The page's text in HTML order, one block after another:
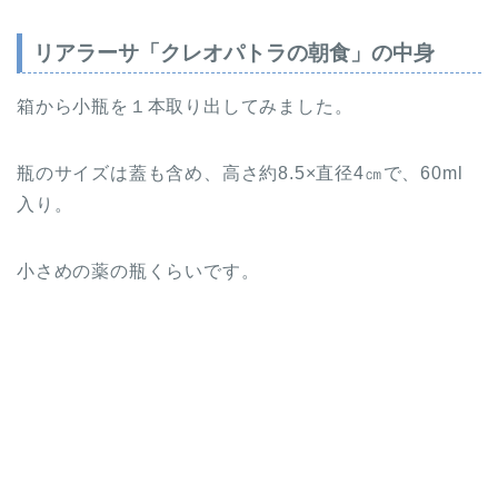
リアラーサ「クレオパトラの朝食」の中身
箱から小瓶を１本取り出してみました。
瓶のサイズは蓋も含め、高さ約8.5×直径4㎝で、60ml
入り。
小さめの薬の瓶くらいです。